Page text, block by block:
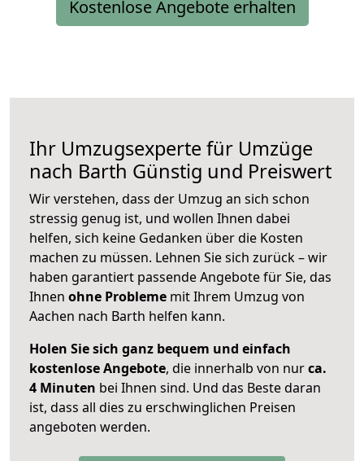
Kostenlose Angebote erhalten
Ihr Umzugsexperte für Umzüge
nach Barth Günstig und Preiswert
Wir verstehen, dass der Umzug an sich schon
stressig genug ist, und wollen Ihnen dabei
helfen, sich keine Gedanken über die Kosten
machen zu müssen. Lehnen Sie sich zurück – wir
haben garantiert passende Angebote für Sie, das
Ihnen ohne Probleme mit Ihrem Umzug von
Aachen nach Barth helfen kann.
Holen Sie sich ganz bequem und einfach
kostenlose Angebote, die innerhalb von nurca.
4 Minuten bei Ihnen sind. Und das Beste daran
ist, dass all dies zu erschwinglichen Preisen
angeboten werden.